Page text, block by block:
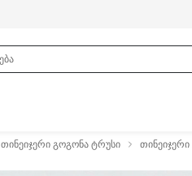
თინეიჯერი გოგონა ტრუსი